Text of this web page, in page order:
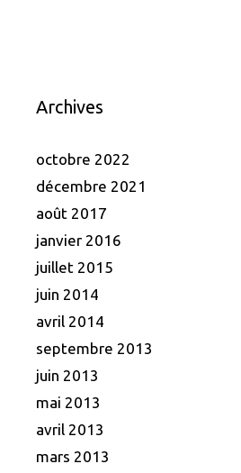
Archives
octobre 2022
décembre 2021
août 2017
janvier 2016
juillet 2015
juin 2014
avril 2014
septembre 2013
juin 2013
mai 2013
avril 2013
mars 2013